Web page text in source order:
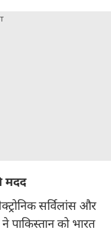
मदद
सर्विलांस और
पाकिस्तान को भारत